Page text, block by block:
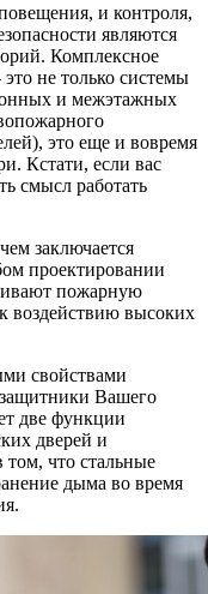
и контроля,
являются
Комплексное
не только системы
и межэтажных
это еще и вовремя
Кстати, если вас
смысл работать
заключается
проектировании
пожарную
воздействию высоких
свойствами
Вашего
две функции
дверей и
что стальные
дыма во время